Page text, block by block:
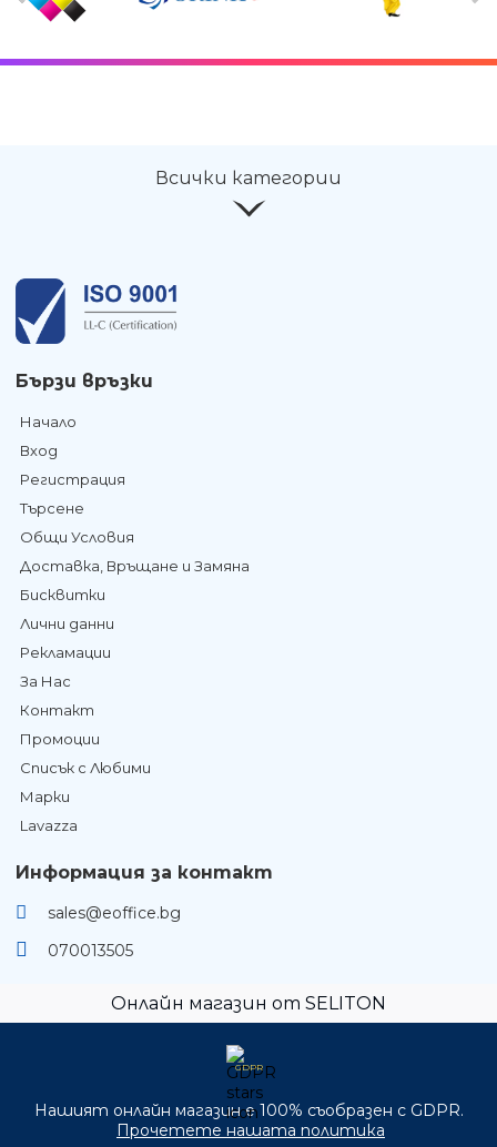
Всички категории
Бързи връзки
Начало
Вход
Регистрация
Търсене
Общи Условия
Доставка, Връщане и Замяна
Бисквитки
Лични данни
Рекламации
За Нас
Контакт
Промоции
Списък с Любими
Марки
Lavazza
Информация за контакт
sales@eoffice.bg
070013505
Онлайн магазин от SELITON
GDPR
Нашият онлайн магазин е 100% съобразен с GDPR.
Прочетете нашата политика